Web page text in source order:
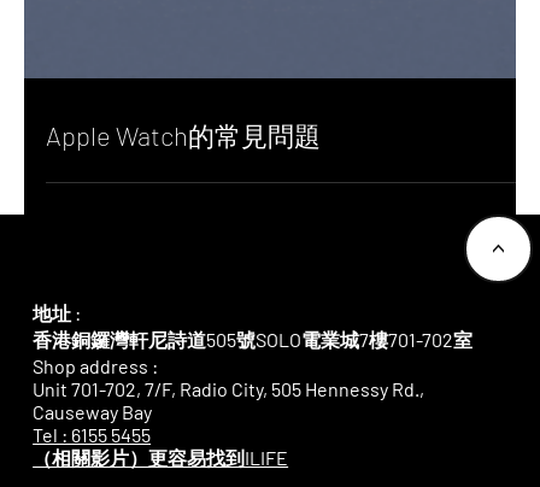
地址 :
香港銅鑼灣軒尼詩道505號SOLO電業城7樓701-702室
Shop address :
Unit 701-702, 7/F, Radio City, 505 Hennessy Rd.,
Causeway Bay